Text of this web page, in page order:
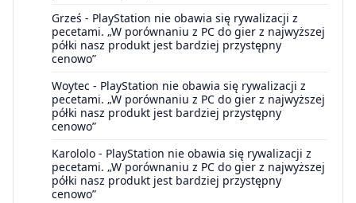
Grześ - PlayStation nie obawia się rywalizacji z
pecetami. „W porównaniu z PC do gier z najwyższej
półki nasz produkt jest bardziej przystępny
cenowo”
Woytec - PlayStation nie obawia się rywalizacji z
pecetami. „W porównaniu z PC do gier z najwyższej
półki nasz produkt jest bardziej przystępny
cenowo”
Karololo - PlayStation nie obawia się rywalizacji z
pecetami. „W porównaniu z PC do gier z najwyższej
półki nasz produkt jest bardziej przystępny
cenowo”